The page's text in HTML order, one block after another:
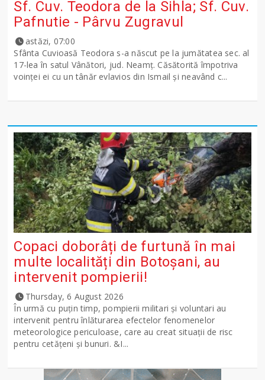
Sf. Cuv. Teodora de la Sihla; Sf. Cuv.
Pafnutie - Pârvu Zugravul
astăzi, 07:00
Sfânta Cuvioasă Teodora s-a născut pe la jumătatea sec. al
17-lea în satul Vânători, jud. Neamţ. Căsătorită împotriva
voinţei ei cu un tânăr evlavios din Ismail şi neavând c...
Copaci doborâți de furtună în mai
multe localități din Botoșani, au
intervenit pompierii!
Thursday, 6 August 2026
În urmă cu puțin timp, pompierii militari și voluntari au
intervenit pentru înlăturarea efectelor fenomenelor
meteorologice periculoase, care au creat situații de risc
pentru cetățeni și bunuri. &I...